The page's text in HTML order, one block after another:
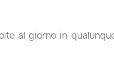
al giorno in